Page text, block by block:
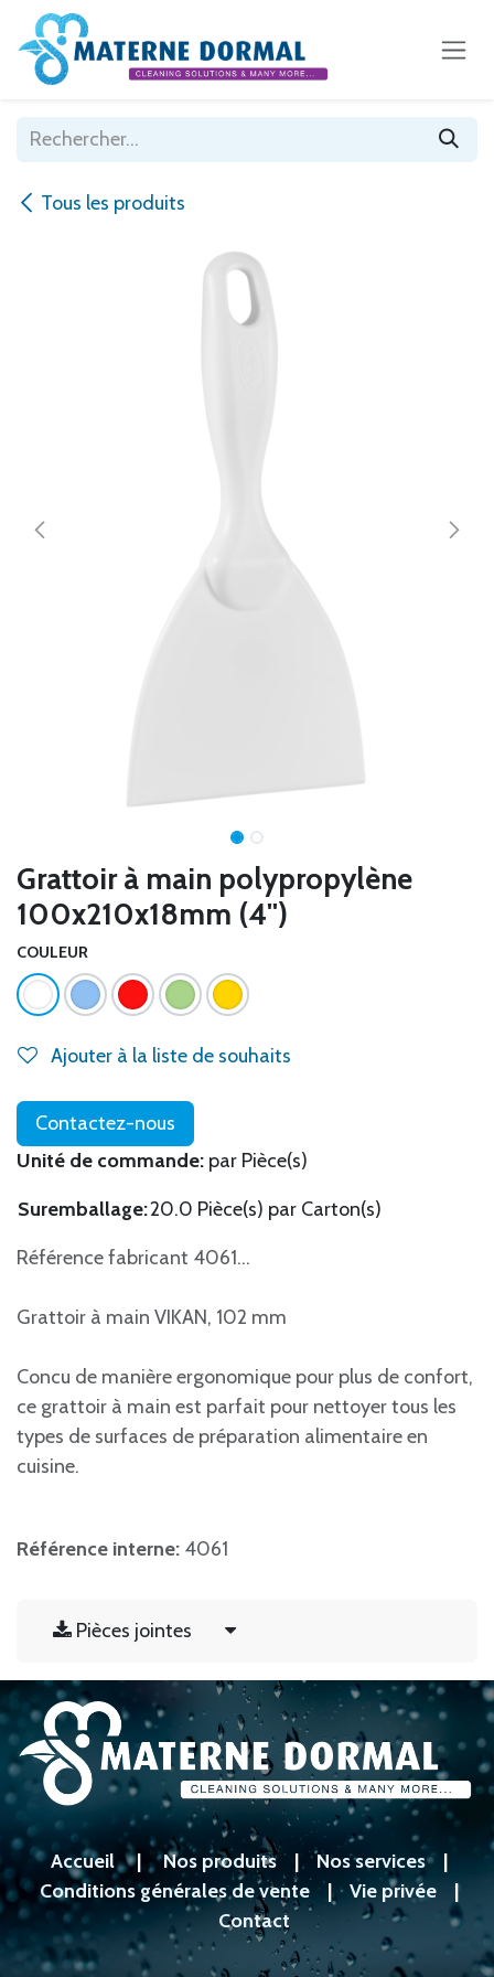
Se rendre au contenu
Tous les produits
Grattoir à main polypropylène
100x210x18mm (4'')
COULEUR
Ajouter à la liste de souhaits
Contactez-nous
Unité de commande: par Pièce(s)
Suremballage:20.0 Pièce(s) par Carton(s)
Référence fabricant 4061...
Grattoir à main VIKAN, 102 mm
Concu de manière ergonomique pour plus de confort,
ce grattoir à main est parfait pour nettoyer tous les
types de surfaces de préparation alimentaire en
cuisine.
Référence interne: 4061
Pièces jointes
Accueil|Nos produits|Nos services|
Conditions générales de vente | Vie privée |
Contact